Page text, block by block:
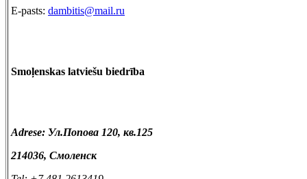
E-pasts: dambitis@mail.ru
Smoļenskas latviešu biedrība
Adrese: Ул.Попова 120, кв.125
214036, Смоленск